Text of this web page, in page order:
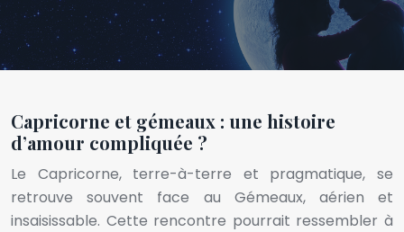
Capricorne et gémeaux : une histoire
d’amour compliquée ?
Le Capricorne, terre-à-terre et pragmatique, se
retrouve souvent face au Gémeaux, aérien et
insaisissable. Cette rencontre pourrait ressembler à